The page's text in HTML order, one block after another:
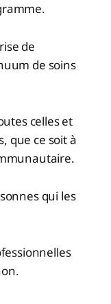
de
de soins
celles et
que ce soit à
qui les